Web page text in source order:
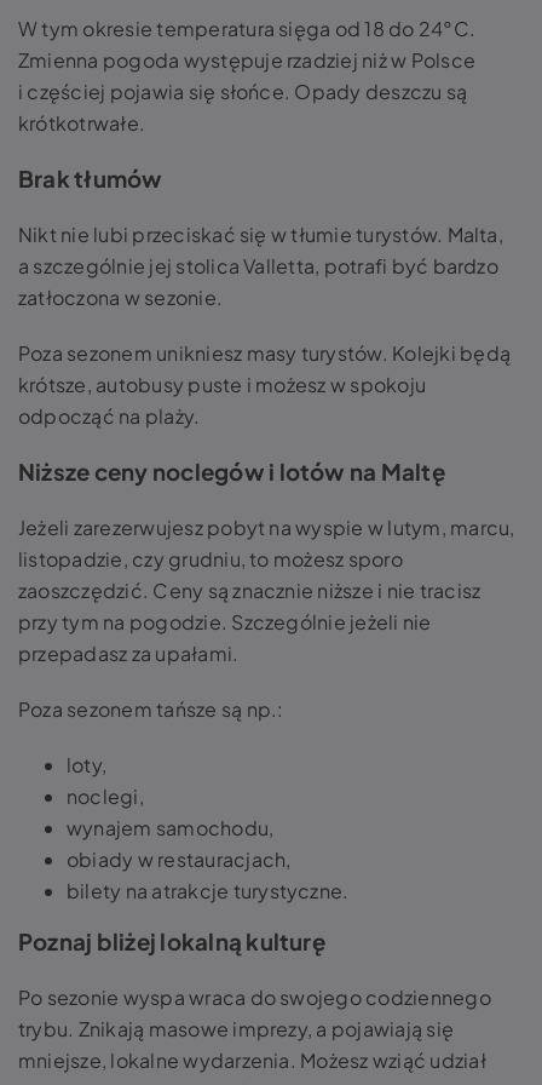
W tym okresie temperatura sięga od 18 do 24°C.
Zmienna pogoda występuje rzadziej niż w Polsce
i częściej pojawia się słońce. Opady deszczu są
krótkotrwałe.
Brak tłumów
Nikt nie lubi przeciskać się w tłumie turystów. Malta,
a szczególnie jej stolica Valletta, potrafi być bardzo
zatłoczona w sezonie.
Poza sezonem unikniesz masy turystów. Kolejki będą
krótsze, autobusy puste i możesz w spokoju
odpocząć na plaży.
Niższe ceny noclegów i lotów na Maltę
Jeżeli zarezerwujesz pobyt na wyspie w lutym, marcu,
listopadzie, czy grudniu, to możesz sporo
zaoszczędzić. Ceny są znacznie niższe i nie tracisz
przy tym na pogodzie. Szczególnie jeżeli nie
przepadasz za upałami.
Poza sezonem tańsze są np.:
loty,
noclegi,
wynajem samochodu,
obiady w restauracjach,
bilety na atrakcje turystyczne.
Poznaj bliżej lokalną kulturę
Po sezonie wyspa wraca do swojego codziennego
trybu. Znikają masowe imprezy, a pojawiają się
mniejsze, lokalne wydarzenia. Możesz wziąć udział